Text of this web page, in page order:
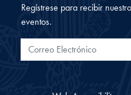
Regístrese para recibir
eventos.
Correo Electrónico